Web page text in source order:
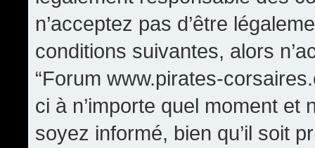
n’acceptez pas d’être
conditions suivantes, alors
“Forum www.pirates-
ci à n’importe quel moment
soyez informé, bien qu’il soit